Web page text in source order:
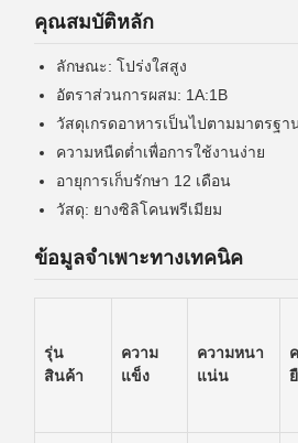
คุณสมบัติหลัก
ลักษณะ: โปร่งใสสูง
อัตราส่วนการผสม: 1A:1B
วัสดุเกรดอาหารเป็นไปตามมาตรฐา
ความหนืดต่ำเพื่อการใช้งานง่าย
อายุการเก็บรักษา 12 เดือน
วัสดุ: ยางซิลิโคนพรีเมียม
ข้อมูลจำเพาะทางเทคนิค
รุ่น
สินค้า
ความ
แข็ง
ความหนา
แน่น